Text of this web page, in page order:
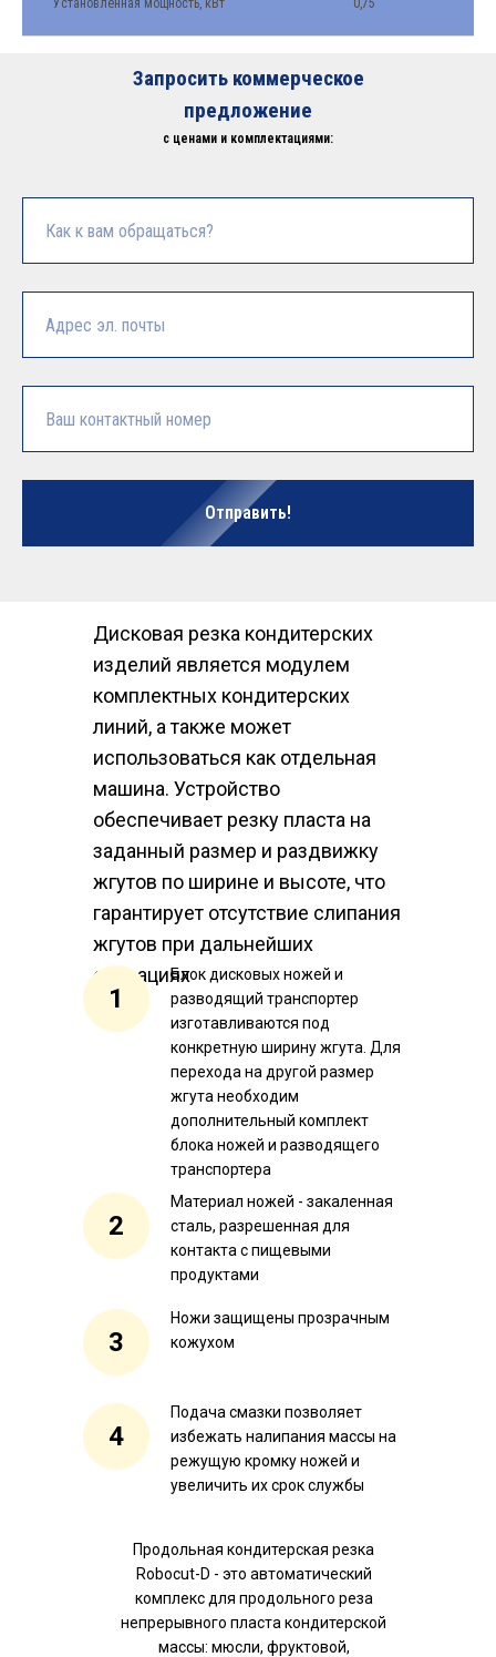
Установленная мощность, кВт 0,75
Запросить коммерческое
предложение
с ценами и комплектациями:
Отправить!
Дисковая резка кондитерских
изделий является модулем
комплектных кондитерских
линий, а также может
использоваться как отдельная
машина. Устройство
обеспечивает резку пласта на
заданный размер и раздвижку
жгутов по ширине и высоте, что
гарантирует отсутствие слипания
жгутов при дальнейших
операциях
1
Блок дисковых ножей и
разводящий транспортер
изготавливаются под
конкретную ширину жгута. Для
перехода на другой размер
жгута необходим
дополнительный комплект
блока ножей и разводящего
транспортера
2
Материал ножей - закаленная
сталь, разрешенная для
контакта с пищевыми
продуктами
3
Ножи защищены прозрачным
кожухом
4
Подача смазки позволяет
избежать налипания массы на
режущую кромку ножей и
увеличить их срок службы
Продольная кондитерская резка
Robocut-D - это автоматический
комплекс для продольного реза
непрерывного пласта кондитерской
массы: мюсли, фруктовой,